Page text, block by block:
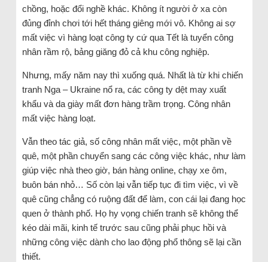
chồng, hoặc đổi nghề khác. Không ít người ở xa còn
đủng đỉnh chơi tới hết tháng giêng mới vô. Không ai sợ
mất việc vì hàng loạt công ty cứ qua Tết là tuyển công
nhân rầm rộ, bảng giăng đỏ cả khu công nghiệp.
Nhưng, mấy năm nay thì xuống quá. Nhất là từ khi chiến
tranh Nga – Ukraine nổ ra, các công ty dệt may xuất
khẩu và da giày mất đơn hàng trầm trọng. Công nhân
mất việc hàng loạt.
Vẫn theo tác giả, số công nhân mất việc, một phần về
quê, một phần chuyển sang các công việc khác, như làm
giúp việc nhà theo giờ, bán hàng online, chạy xe ôm,
buôn bán nhỏ… Số còn lại vẫn tiếp tục đi tìm việc, vì về
quê cũng chẳng có ruộng đất để làm, con cái lại đang học
quen ở thành phố. Họ hy vọng chiến tranh sẽ không thể
kéo dài mãi, kinh tế trước sau cũng phải phục hồi và
những công việc dành cho lao động phổ thông sẽ lại cần
thiết.